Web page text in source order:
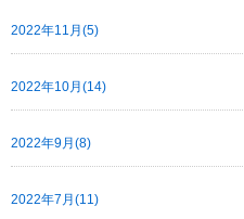
2022年11月(5)
2022年10月(14)
2022年9月(8)
2022年7月(11)